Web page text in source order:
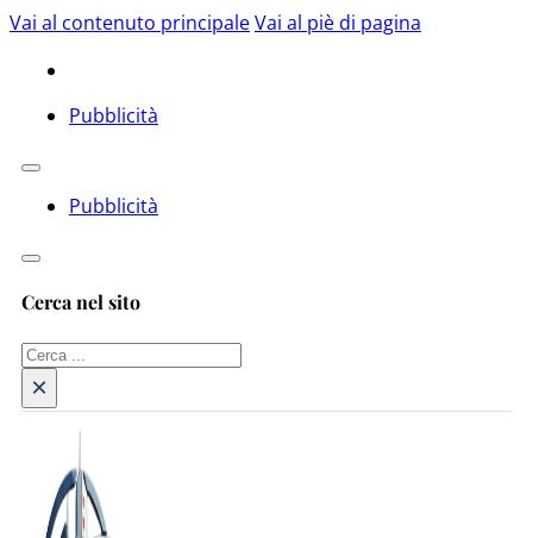
Vai al contenuto principaleVai al piè di pagina
Pubblicità
Pubblicità
Cerca nel sito
Cerca
×